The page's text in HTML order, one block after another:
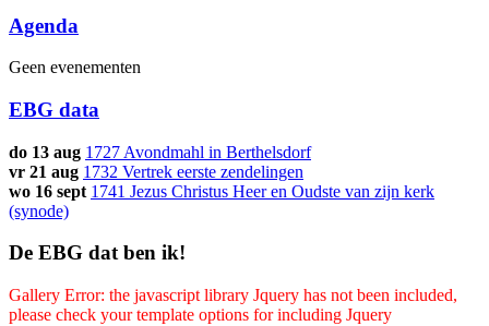
Agenda
Geen evenementen
EBG data
do 13 aug 1727 Avondmahl in Berthelsdorf
vr 21 aug 1732 Vertrek eerste zendelingen
wo 16 sept 1741 Jezus Christus Heer en Oudste van zijn kerk
(synode)
De EBG dat ben ik!
Gallery Error: the javascript library Jquery has not been included,
please check your template options for including Jquery